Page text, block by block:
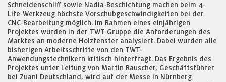
Schneidenschliff sowie Nadia-Beschichtung machen beim 4-
Life-Werkzeug höchste Vorschubgeschwindigkeiten bei der
CNC-Bearbeitung möglich. Im Rahmen eines einjährigen
Projektes wurden in der TWT-Gruppe die Anforderungen des
Marktes an moderne Holzfenster analysiert. Dabei wurden alle
bisherigen Arbeitsschritte von den TWT-
Anwendungstechnikern kritisch hinterfragt. Das Ergebnis des
Projektes unter Leitung von Martin Rauscher, Geschäftsführer
bei Zuani Deutschland, wird auf der Messe in Nürnberg